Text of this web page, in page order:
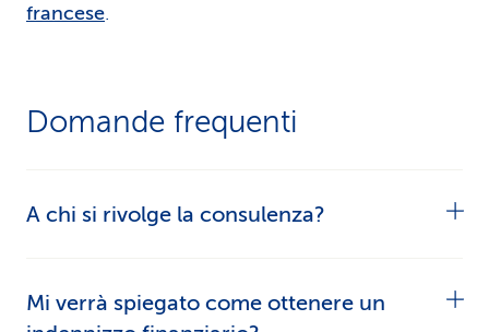
francese.
Domande frequenti
A chi si rivolge la consulenza?
presta cure o assistenza privatamente a una
Mi verrà spiegato come ottenere un